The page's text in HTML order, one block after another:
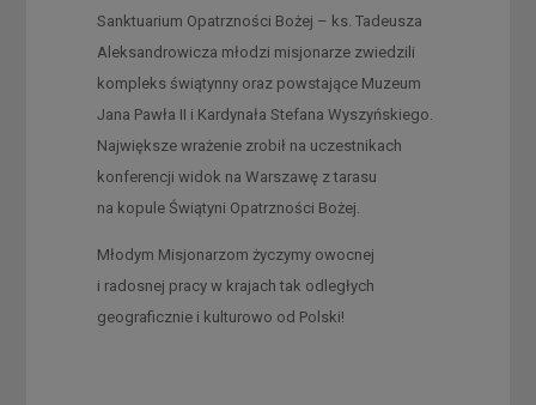
Sanktuarium Opatrzności Bożej – ks. Tadeusza
Aleksandrowicza młodzi misjonarze zwiedzili
kompleks świątynny oraz powstające Muzeum
Jana Pawła II i Kardynała Stefana Wyszyńskiego.
Największe wrażenie zrobił na uczestnikach
konferencji widok na Warszawę z tarasu
na kopule Świątyni Opatrzności Bożej.
Młodym Misjonarzom życzymy owocnej
i radosnej pracy w krajach tak odległych
geograficznie i kulturowo od Polski!